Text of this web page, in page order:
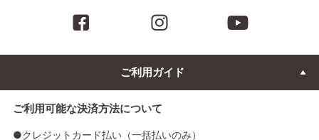
ご利用ガイド
ご利用可能な決済方法について
●クレジットカード払い（一括払いのみ）